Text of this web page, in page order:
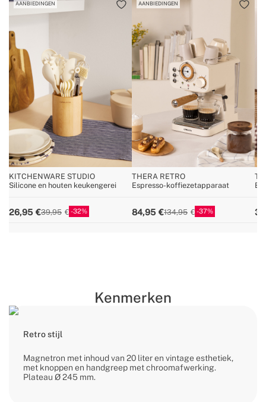
AANBIEDINGEN
KITCHENWARE STUDIO
Silicone en houten keukengerei
26,95 39,95 32
AANBIEDINGEN
THERA RETRO
Espresso-koffiezetapparaat
84,95 134,95 37
Kenmerken
Retro stijl
Magnetron met inhoud van 20 liter en vintage esthetiek,
met knoppen en handgreep met chroomafwerking.
Plateau Ø 245 mm.